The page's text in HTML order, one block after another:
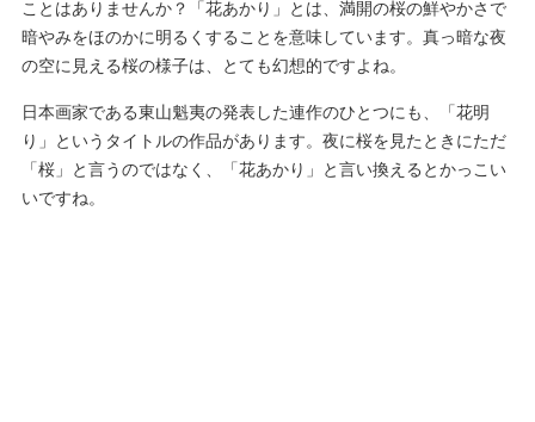
ことはありませんか？「花あかり」とは、満開の桜の鮮やかさで
暗やみをほのかに明るくすることを意味しています。真っ暗な夜
の空に見える桜の様子は、とても幻想的ですよね。
日本画家である東山魁夷の発表した連作のひとつにも、「花明
り」というタイトルの作品があります。夜に桜を見たときにただ
「桜」と言うのではなく、「花あかり」と言い換えるとかっこい
いですね。